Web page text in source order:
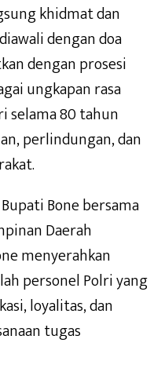
khidmat dan
dengan doa
dengan prosesi
ungkapan rasa
selama 80 tahun
perlindungan, dan
Bone bersama
Daerah
menyerahkan
personel Polri yang
loyalitas, dan
tugas